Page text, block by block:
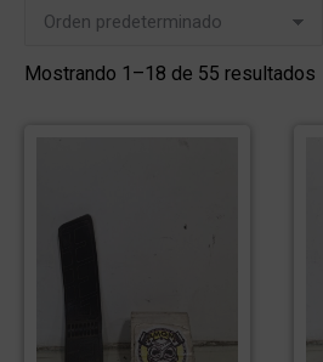
Mostrando 1–18 de 55 resultados